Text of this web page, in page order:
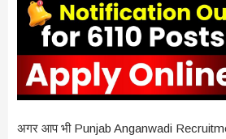
अगर आप भी Punjab Anganwadi